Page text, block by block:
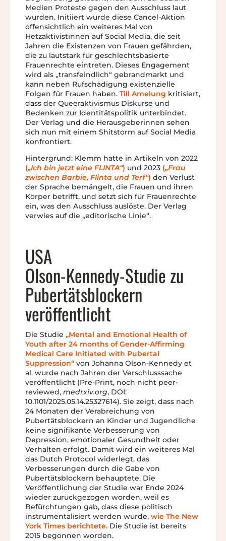
Medien Proteste gegen den Ausschluss laut
wurden. Initiiert wurde diese Cancel-Aktion
offensichtlich ein weiteres Mal von
Hetzaktivistinnen auf Social Media, die seit
Jahren die Existenzen von Frauen gefährden,
die zu lautstark für geschlechtsbasierte
Frauenrechte eintreten. Dieses Engagement
wird als „transfeindlich“ gebrandmarkt und
kann neben Rufschädigung existenzielle
Folgen für Frauen haben. Till Amelung kritisiert,
dass der Queeraktivismus Diskurse und
Bedenken zur Identitätspolitik unterbindet.
Der Verlag und die Herausgeberinnen sehen
sich nun mit einem Shitstorm auf Social Media
konfrontiert.
Hintergrund: Klemm hatte in Artikeln von 2022
(„Ich bin jetzt eine FLINTA“) und 2023 („Frau
zwischen Barbie, Flinta und Terf“) den Verlust
der Sprache bemängelt, die Frauen und ihren
Körper betrifft, und setzt sich für Frauenrechte
ein, was den Ausschluss auslöste. Der Verlag
verwies auf die „editorische Linie“.
USA
Olson-Kennedy-Studie zu
Pubertätsblockern
veröffentlicht
Die Studie „Mental and Emotional Health of
Youth after 24 months of Gender-Affirming
Medical Care Initiated with Pubertal
Suppression“ von Johanna Olson-Kennedy et
al. wurde nach Jahren der Verschlusssache
veröffentlicht (Pre-Print, noch nicht peer-
reviewed, medrxiv.org, DOI:
10.1101/2025.05.14.25327614). Sie zeigt, dass nach
24 Monaten der Verabreichung von
Pubertätsblockern an Kinder und Jugendliche
keine signifikante Verbesserung von
Depression, emotionaler Gesundheit oder
Verhalten erfolgt. Damit wird ein weiteres Mal
das Dutch Protocol widerlegt, das
Verbesserungen durch die Gabe von
Pubertätsblockern behauptete. Die
Veröffentlichung der Studie war Ende 2024
wieder zurückgezogen worden, weil es
Befürchtungen gab, dass diese politisch
instrumentalisiert werden würde, wie The New
York Times berichtete. Die Studie ist bereits
2015 begonnen worden.